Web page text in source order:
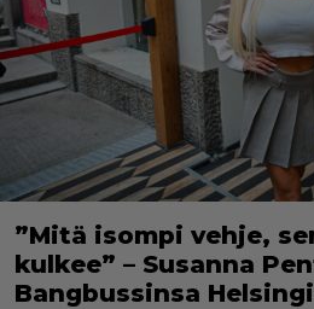
”Mitä isompi vehje,
kulkee” – Susanna
Bangbussinsa